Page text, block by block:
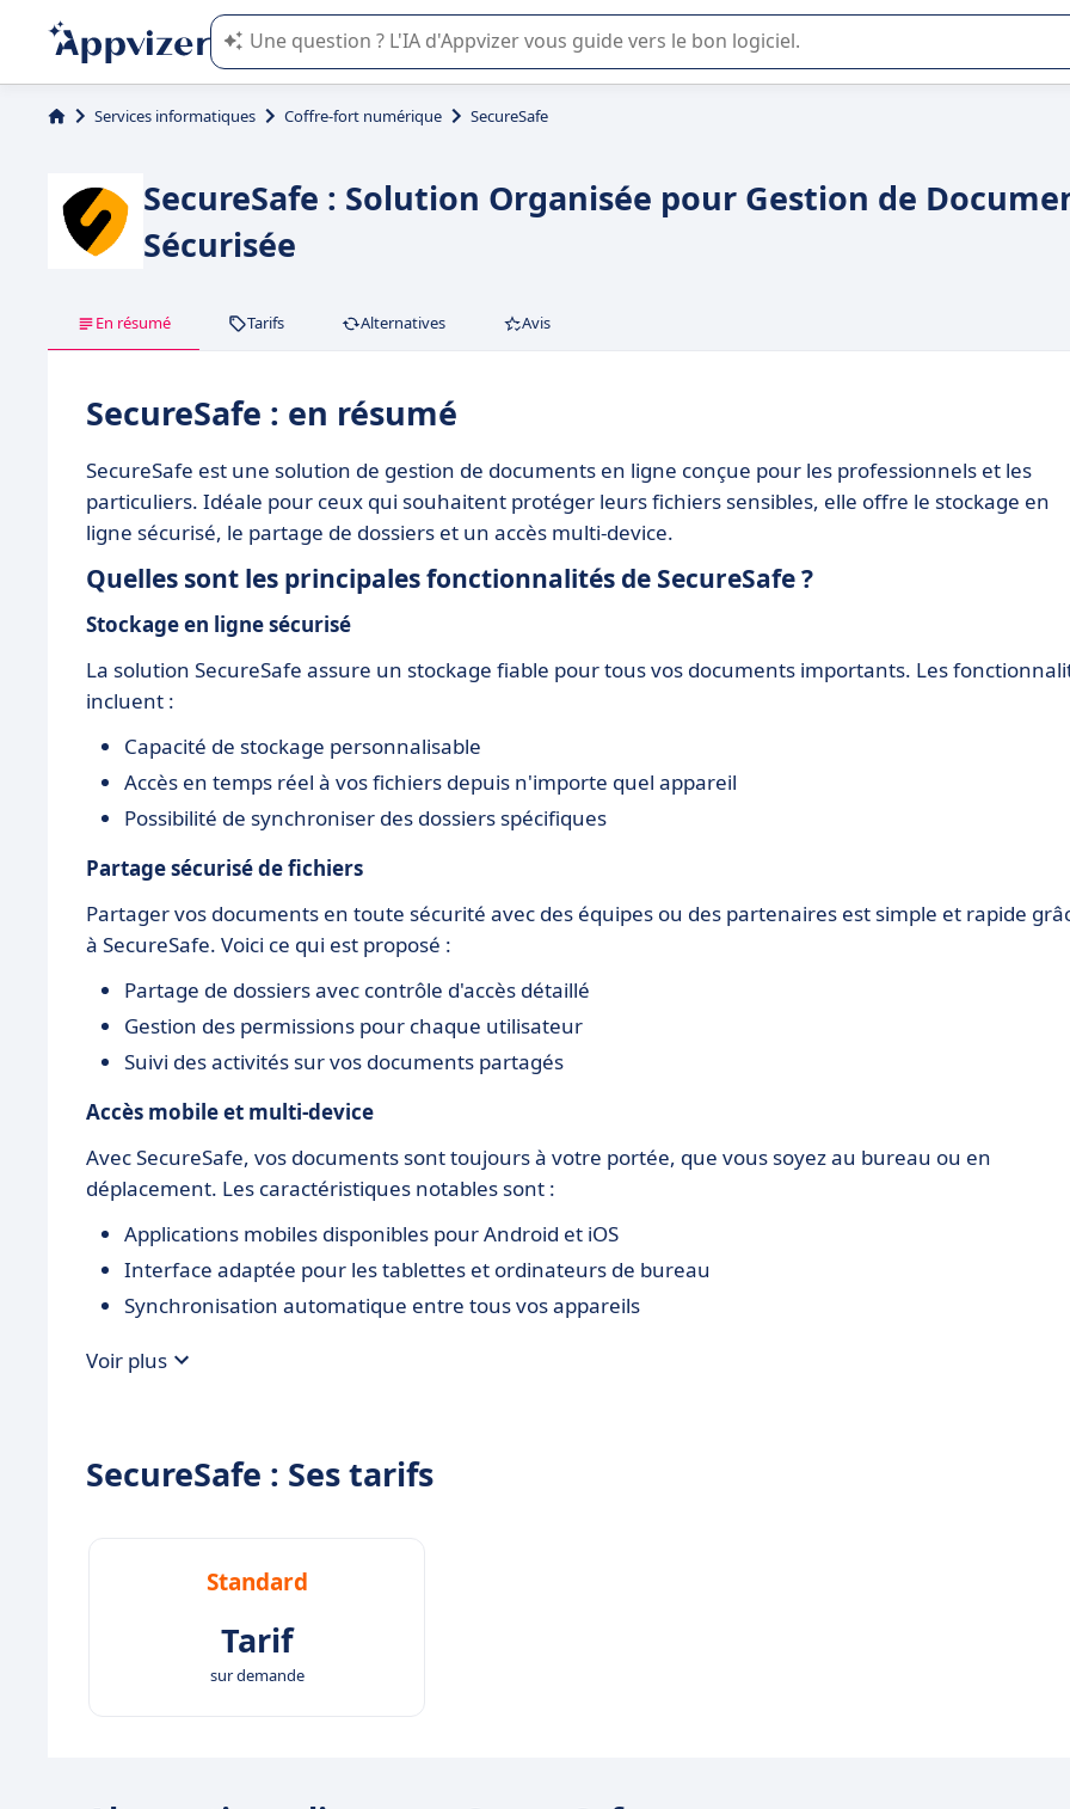
L'IA de Appvizer vous guide dans l'utilisation ou la sélection de logiciel SaaS en entreprise.
Services informatiques Coffre-fort numérique SecureSafe
SecureSafe : Solution Organisée pour Gestion de
Sécurisée
En résumé Tarifs Alternatives Avis
SecureSafe : en résumé
SecureSafe est une solution de gestion de documents en ligne conçue pour les professionnels et les
particuliers. Idéale pour ceux qui souhaitent protéger leurs fichiers sensibles, elle offre le stockage en
ligne sécurisé, le partage de dossiers et un accès multi-device.
Quelles sont les principales fonctionnalités de SecureSafe ?
Stockageen ligne sécurisé
La solution SecureSafe assure un stockage fiable pour tous vos documents importants. Les
incluent :
Capacité de stockage personnalisable
Accès en temps réel à vos fichiers depuis n'importe quel appareil
Possibilité de synchroniser des dossiers spécifiques
Partagesécuriséde fichiers
Partager vos documents en toute sécurité avec des équipes ou des partenaires est simple et rapide
à SecureSafe. Voici ce qui est proposé :
Partage de dossiers avec contrôle d'accès détaillé
Gestion des permissions pour chaque utilisateur
Suivi des activités sur vos documents partagés
Accès mobile et multi-device
Avec SecureSafe, vos documents sont toujours à votre portée, que vous soyez au bureau ou en
déplacement. Les caractéristiques notables sont :
Applications mobiles disponibles pour Android et iOS
Interface adaptée pour les tablettes et ordinateurs de bureau
Synchronisation automatique entre tous vos appareils
Voir plus
SecureSafe : Ses tarifs
Standard
Tarif
sur demande